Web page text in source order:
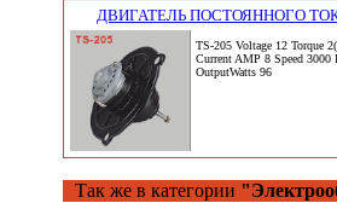
ДВИГАТЕЛЬ ПОСТОЯННОГО
TS-205 Voltage 12 Torque
Current AMP 8 Speed 3000
OutputWatts 96
Так же в категории